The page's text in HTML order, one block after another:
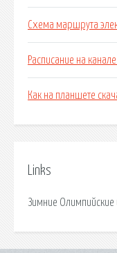
Схема маршрута
Расписание на
Как на планшете
Links
Зимние